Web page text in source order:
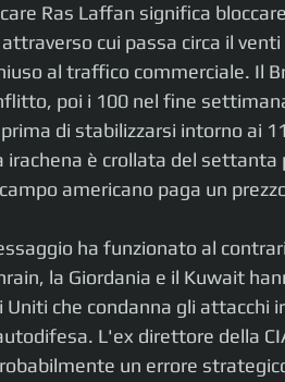
Ras Laffan significa
cui passa circa il
al traffico commerciale. Il
poi i 100 nel fine
di stabilizzarsi intorno ai
è crollata del settanta
americano paga un
ha funzionato al
la Giordania e il Kuwait
Uniti che condanna gli attacchi
L'ex direttore della
un errore